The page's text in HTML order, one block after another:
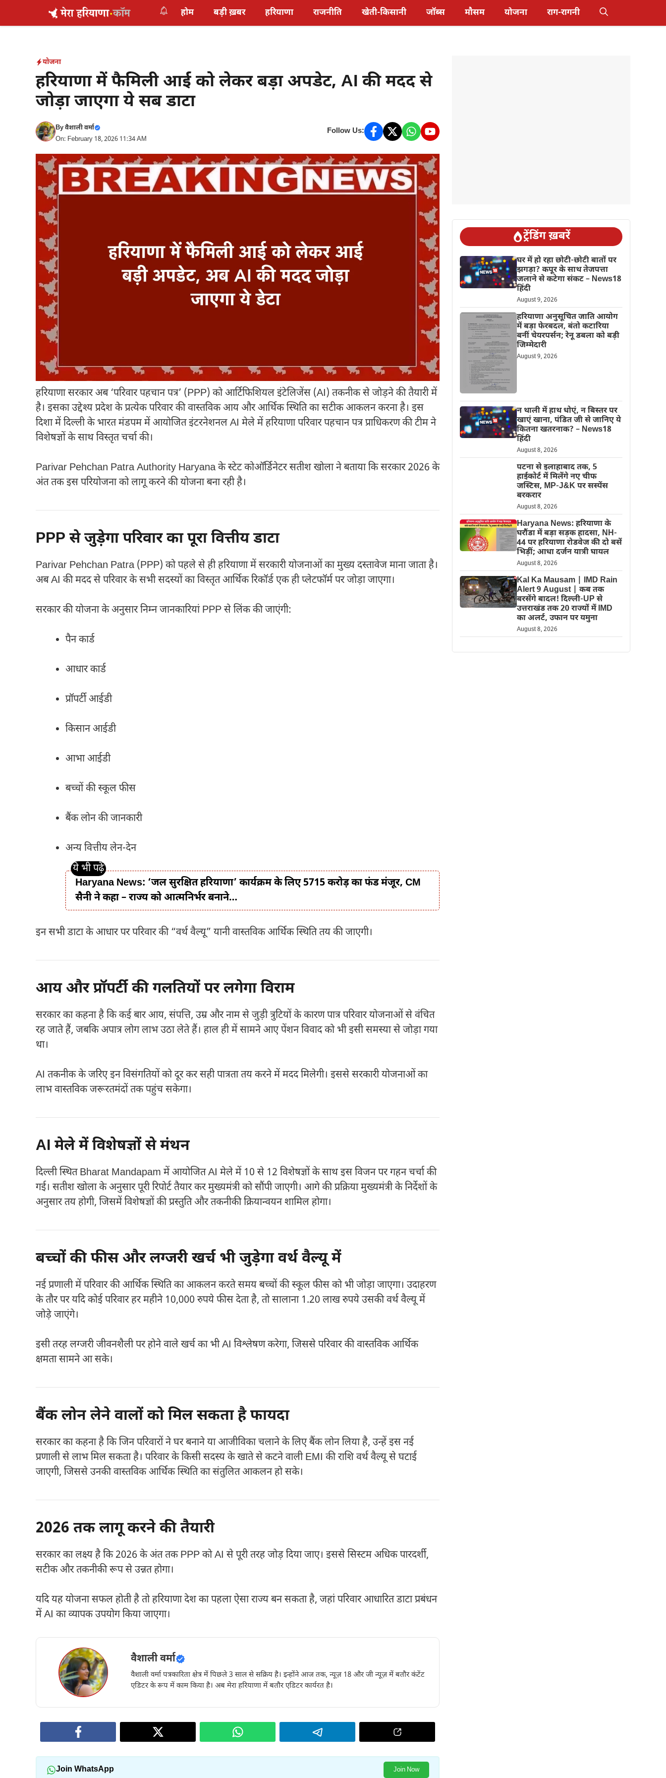
होम बड़ी ख़बर हरियाणा राजनीति खेती-किसानी जॉब्स मौसम योजना राग-रागनी
योजना
हरियाणा में फैमिली आई को लेकर बड़ा अपडेट, AI की मदद से
जोड़ा जाएगा ये सब डाटा
Byवैशाली वर्मा
On: February 18, 2026 11:34 AM
Follow Us:
हरियाणा सरकार अब ‘परिवार पहचान पत्र’ (PPP) को आर्टिफिशियल इंटेलिजेंस (AI) तकनीक से जोड़ने की तैयारी में
है। इसका उद्देश्य प्रदेश के प्रत्येक परिवार की वास्तविक आय और आर्थिक स्थिति का सटीक आकलन करना है। इस
दिशा में दिल्ली के भारत मंडपम में आयोजित इंटरनेशनल AI मेले में हरियाणा परिवार पहचान पत्र प्राधिकरण की टीम ने
विशेषज्ञों के साथ विस्तृत चर्चा की।
Parivar Pehchan Patra Authority Haryanaके स्टेट कोऑर्डिनेटर सतीश खोला ने बताया कि सरकार 2026 के
अंत तक इस परियोजना को लागू करने की योजना बना रही है।
PPP से जुड़ेगा परिवार का पूरा वित्तीय डाटा
Parivar Pehchan Patra (PPP) को पहले से ही हरियाणा में सरकारी योजनाओं का मुख्य दस्तावेज माना जाता है।
अब AI की मदद से परिवार के सभी सदस्यों का विस्तृत आर्थिक रिकॉर्ड एक ही प्लेटफॉर्म पर जोड़ा जाएगा।
सरकार की योजना के अनुसार निम्न जानकारियां PPP से लिंक की जाएंगी:
पैन कार्ड
आधार कार्ड
प्रॉपर्टी आईडी
किसान आईडी
आभा आईडी
बच्चों की स्कूल फीस
बैंक लोन की जानकारी
अन्य वित्तीय लेन-देन
Haryana News: ‘जल सुरक्षित हरियाणा’ कार्यक्रम के लिए 5715 करोड़ का फंड मंजूर, CM
सैनी ने कहा – राज्य को आत्मनिर्भर बनाने…
इन सभी डाटा के आधार पर परिवार की “वर्थ वैल्यू” यानी वास्तविक आर्थिक स्थिति तय की जाएगी।
आय और प्रॉपर्टी की गलतियों पर लगेगा विराम
सरकार का कहना है कि कई बार आय, संपत्ति, उम्र और नाम से जुड़ी त्रुटियों के कारण पात्र परिवार योजनाओं से वंचित
रह जाते हैं, जबकि अपात्र लोग लाभ उठा लेते हैं। हाल ही में सामने आए पेंशन विवाद को भी इसी समस्या से जोड़ा गया
था।
AI तकनीक के जरिए इन विसंगतियों को दूर कर सही पात्रता तय करने में मदद मिलेगी। इससे सरकारी योजनाओं का
लाभ वास्तविक जरूरतमंदों तक पहुंच सकेगा।
AI मेले में विशेषज्ञों से मंथन
दिल्ली स्थितBharat Mandapam में आयोजित AI मेले में 10 से 12 विशेषज्ञों के साथ इस विजन पर गहन चर्चा की
गई। सतीश खोला के अनुसार पूरी रिपोर्ट तैयार कर मुख्यमंत्री को सौंपी जाएगी। आगे की प्रक्रिया मुख्यमंत्री के निर्देशों के
अनुसार तय होगी, जिसमें विशेषज्ञों की प्रस्तुति और तकनीकी क्रियान्वयन शामिल होगा।
बच्चों की फीस और लग्जरी खर्च भी जुड़ेगा वर्थ वैल्यू में
नई प्रणाली में परिवार की आर्थिक स्थिति का आकलन करते समय बच्चों की स्कूल फीस को भी जोड़ा जाएगा। उदाहरण
के तौर पर यदि कोई परिवार हर महीने 10,000 रुपये फीस देता है, तो सालाना 1.20 लाख रुपये उसकी वर्थ वैल्यू में
जोड़े जाएंगे।
इसी तरह लग्जरी जीवनशैली पर होने वाले खर्च का भी AI विश्लेषण करेगा, जिससे परिवार की वास्तविक आर्थिक
क्षमता सामने आ सके।
बैंक लोन लेने वालों को मिल सकता है फायदा
सरकार का कहना है कि जिन परिवारों ने घर बनाने या आजीविका चलाने के लिए बैंक लोन लिया है, उन्हें इस नई
प्रणाली से लाभ मिल सकता है। परिवार के किसी सदस्य के खाते से कटने वाली EMI की राशि वर्थ वैल्यू से घटाई
जाएगी, जिससे उनकी वास्तविक आर्थिक स्थिति का संतुलित आकलन हो सके।
2026 तक लागू करने की तैयारी
सरकार का लक्ष्य है कि 2026 के अंत तक PPP को AI से पूरी तरह जोड़ दिया जाए। इससे सिस्टम अधिक पारदर्शी,
सटीक और तकनीकी रूप से उन्नत होगा।
यदि यह योजना सफल होती है तो हरियाणा देश का पहला ऐसा राज्य बन सकता है, जहां परिवार आधारित डाटा प्रबंधन
में AI का व्यापक उपयोग किया जाएगा।
वैशाली वर्मा
वैशाली वर्मा पत्रकारिता क्षेत्र में पिछले 3 साल से सक्रिय है। इन्होंने आज तक, न्यूज़ 18 और जी न्यूज़ में बतौर कंटेंट
एडिटर के रूप में काम किया है। अब मेरा हरियाणा में बतौर एडिटर कार्यरत है।
Join WhatsApp Join Now
ट्रेंडिंग ख़बरें
घर में हो रहा छोटी-छोटी बातों पर
झगड़ा? कपूर के साथ तेजपत्ता
जलाने से कटेगा संकट – News18
हिंदी
August 9, 2026
हरियाणा अनुसूचित जाति आयोग
में बड़ा फेरबदल, बंतो कटारिया
बनीं चेयरपर्सन; रेनू डबला को बड़ी
जिम्मेदारी
August 9, 2026
न थाली में हाथ धोएं, न बिस्तर पर
खाएं खाना, पंडित जी से जानिए ये
कितना खतरनाक? – News18
हिंदी
August 8, 2026
पटना से इलाहाबाद तक, 5
हाईकोर्ट में मिलेंगे नए चीफ
जस्टिस, MP-J&K पर सस्पेंस
बरकरार
August 8, 2026
Haryana News: हरियाणा के
घरौंडा में बड़ा सड़क हादसा, NH-
44 पर हरियाणा रोडवेज की दो बसें
भिड़ीं; आधा दर्जन यात्री घायल
August 8, 2026
Kal Ka Mausam | IMD Rain
Alert 9 August | कब तक
बरसेंगे बादल! दिल्ली-UP से
उत्तराखंड तक 20 राज्यों में IMD
का अलर्ट, उफान पर यमुना
August 8, 2026